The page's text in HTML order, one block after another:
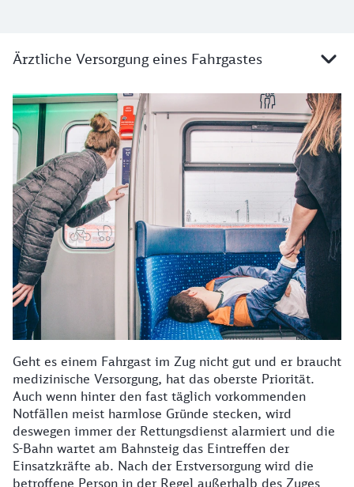
Ärztliche Versorgung eines Fahrgastes
Details zu Ärztliche Versorgung eines Fahrgastes
Geht es einem Fahrgast im Zug nicht gut und er braucht
medizinische Versorgung, hat das oberste Priorität.
Auch wenn hinter den fast täglich vorkommenden
Notfällen meist harmlose Gründe stecken, wird
deswegen immer der Rettungsdienst alarmiert und die
S-Bahn wartet am Bahnsteig das Eintreffen der
Einsatzkräfte ab. Nach der Erstversorgung wird die
betroffene Person in der Regel außerhalb des Zuges